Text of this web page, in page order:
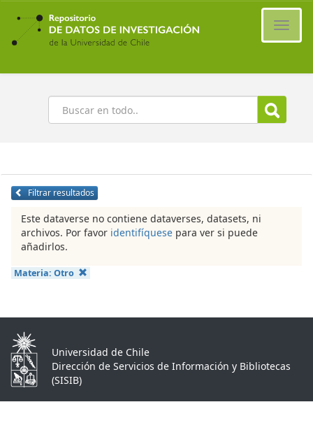
Ir
contenido
principal
Buscar
Filtrar resultados
Este dataverse no contiene dataverses, datasets, ni
archivos. Por favor identifíquese para ver si puede
añadirlos.
Materia: Otro
Universidad de Chile
Dirección de Servicios de Información y Bibliotecas
(SISIB)